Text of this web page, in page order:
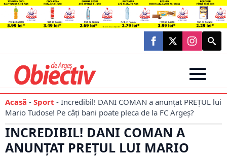
Search
for:
Acasă - Sport - Incredibil! DANI COMAN a anunțat PREȚUL lui
Mario Tudose! Pe câți bani poate pleca de la FC Argeș?
INCREDIBIL! DANI COMAN A
ANUNȚAT PREȚUL LUI MARIO